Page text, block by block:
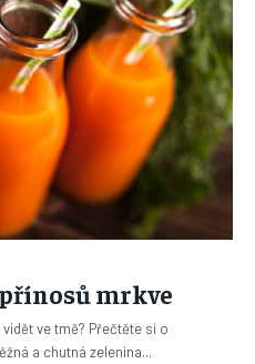
mrkve
ve tmě? Přečtěte si o
a chutná zelenina...